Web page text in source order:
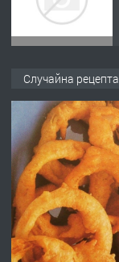
ПРЕДЛАГА
Случайна рецепта